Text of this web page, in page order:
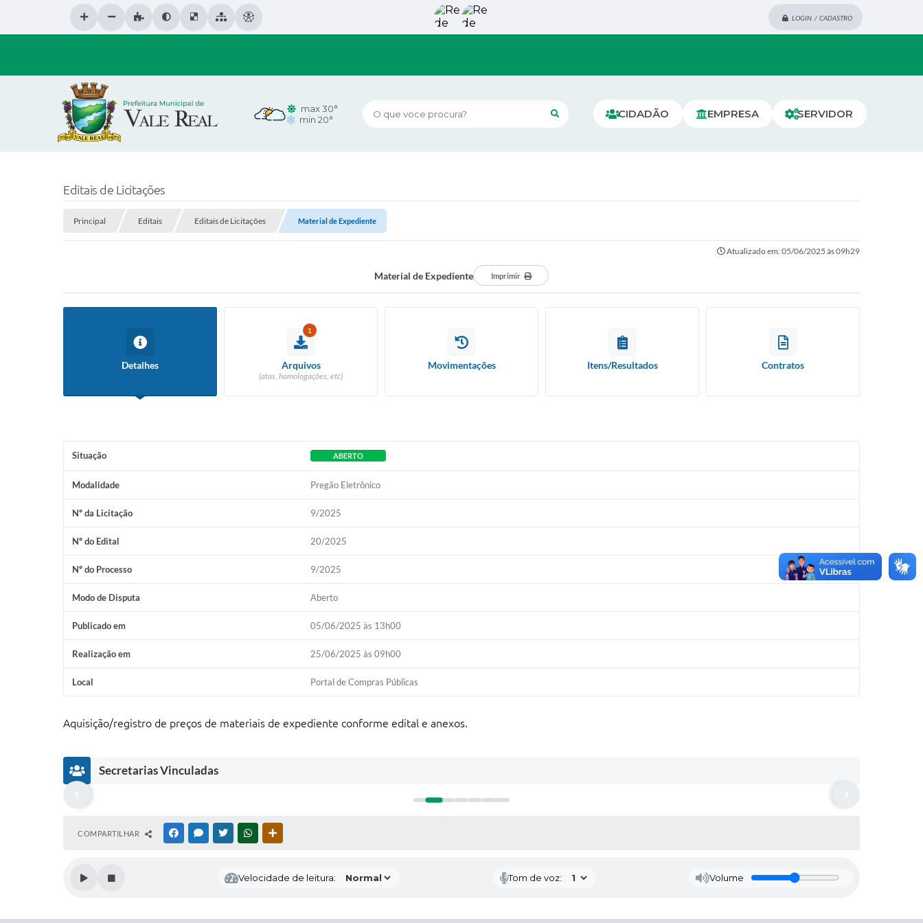
LOGIN / CADASTRO
O que voce procura? CIDADÃO EMPRESA SERVIDOR
max 30°
min 20°
Editais de Licitações
Principal Editais Editais de Licitações Material de Expediente
Atualizado em: 05/06/2025 às 09h29
Material de Expediente Imprimir
Detalhes
1
Arquivos
(atas, homologações, etc)
Movimentações Itens/Resultados Contratos
Situação ABERTO
Modalidade Pregão Eletrônico
Nº da Licitação 9/2025
Nº do Edital 20/2025
Nº do Processo 9/2025
Modo de Disputa Aberto
Publicado em 05/06/2025 às 13h00
Realização em 25/06/2025 às 09h00
Local Portal de Compras Públicas
Aquisição/registro de preços de materiais de expediente conforme edital e anexos.
Secretarias Vinculadas
COMPARTILHAR FACEBOOKMESSENGER
TWITTERWHATSAPP
Velocidade de leitura: Tom de voz: Volume